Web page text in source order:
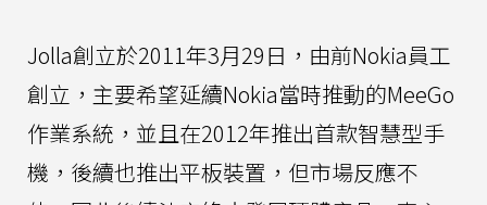
Jolla創立於2011年3月29日，由前Nokia員工
創立，主要希望延續Nokia當時推動的MeeGo
作業系統，並且在2012年推出首款智慧型手
機，後續也推出平板裝置，但市場反應不